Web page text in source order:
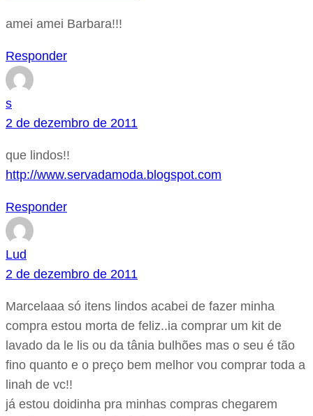
amei amei Barbara!!!
Responder
s
2 de dezembro de 2011
que lindos!!
http://www.servadamoda.blogspot.com
Responder
Lud
2 de dezembro de 2011
Marcelaaa só itens lindos acabei de fazer minha
compra estou morta de feliz..ia comprar um kit de
lavado da le lis ou da tânia bulhões mas o seu é tão
fino quanto e o preço bem melhor vou comprar toda a
linah de vc!!
já estou doidinha pra minhas compras chegarem